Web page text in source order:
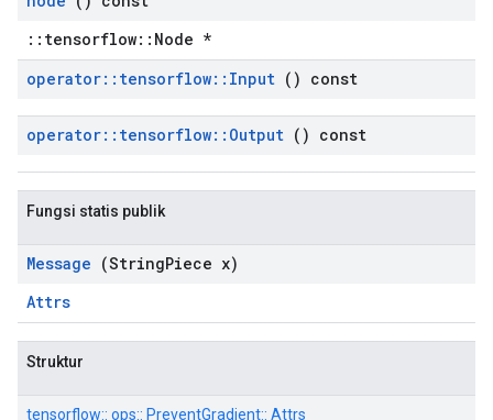
::tensorflow::Node *
operator:: tensorflow:: Input () const
operator:: tensorflow:: Output () const
Fungsi statis publik
Message (StringPiece x)
Attrs
Struktur
tensorflow:: ops:: PreventGradient:: Attrs